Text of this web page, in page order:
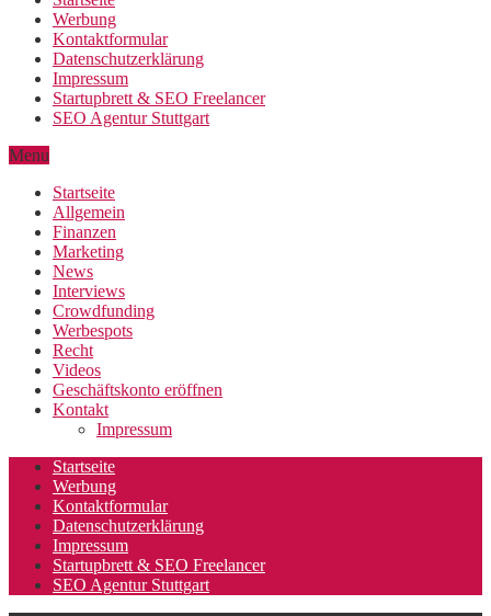
Werbung
Kontaktformular
Datenschutzerklärung
Impressum
Startupbrett & SEO Freelancer
SEO Agentur Stuttgart
Menu
Startseite
Allgemein
Finanzen
Marketing
News
Interviews
Crowdfunding
Werbespots
Recht
Videos
Geschäftskonto eröffnen
Kontakt
Impressum
Startseite
Werbung
Kontaktformular
Datenschutzerklärung
Impressum
Startupbrett & SEO Freelancer
SEO Agentur Stuttgart